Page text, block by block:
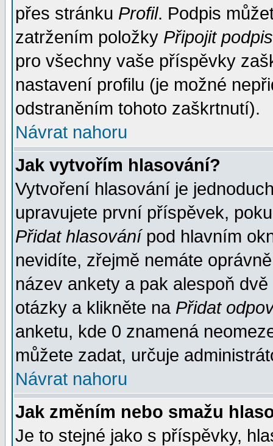
přes stránku Profil. Podpis
zatržením položky Připojit podpis
pro všechny vaše příspěvky
nastavení profilu (je možné
odstraněním tohoto zaškrtnutí).
Návrat nahoru
Jak vytvořím hlasování?
Vytvoření hlasování je
upravujete první příspěvek,
Přidat hlasovánípod hlavním
nevidíte, zřejmě nemáte
název ankety a pak alespoň
otázky a klikněte na Přidat
anketu, kde 0 znamená
můžete zadat, určuje
Návrat nahoru
Jak změním nebo smažu
Je to stejné jako s příspěvky,